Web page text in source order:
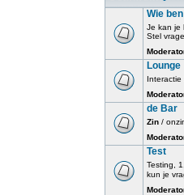
Wie
Je kan je
Stel
Lounge
de Bar
Zin /
Test
Testing,
kun je